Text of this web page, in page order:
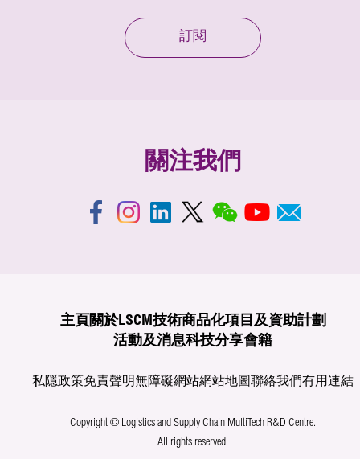
訂閱
關注我們
主頁 關於LSCM技術商品化項目及資助計劃
活動及消息科技分享會籍
私隱政策免責聲明無障礙網站網站地圖聯絡我們有用連結
Copyright © Logistics and Supply Chain MultiTech R&D Centre.
All rights reserved.